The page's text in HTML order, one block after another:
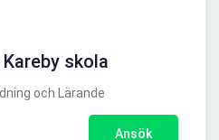
skola
och Lärande
Ansök